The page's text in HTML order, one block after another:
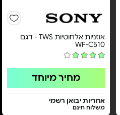
אוזניות אלחוטיות TWS - דגם
WF-C510
מחיר מיוחד
אחריות יבואן רשמי
משלוח חינם